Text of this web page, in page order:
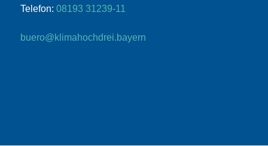
Telefon: 08193 31239-11
buero@klimahochdrei.bayern